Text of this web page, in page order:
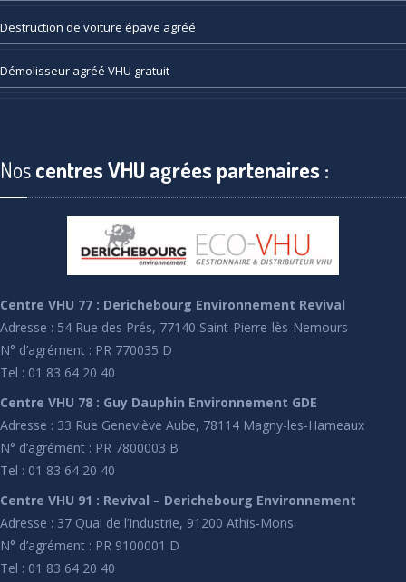
Destruction de voiture épave agréé
Démolisseur agréé VHU gratuit
Noscentres VHU agrées partenaires :
Centre VHU 77 : Derichebourg Environnement Revival
Adresse : 54 Rue des Prés, 77140 Saint-Pierre-lès-Nemours
N° d’agrément : PR 770035 D
Tel : 01 83 64 20 40
Centre VHU 78 : Guy Dauphin Environnement GDE
Adresse : 33 Rue Geneviève Aube, 78114 Magny-les-Hameaux
N° d’agrément : PR 7800003 B
Tel : 01 83 64 20 40
Centre VHU 91 : Revival – Derichebourg Environnement
Adresse : 37 Quai de l’Industrie, 91200 Athis-Mons
N° d’agrément : PR 9100001 D
Tel : 01 83 64 20 40